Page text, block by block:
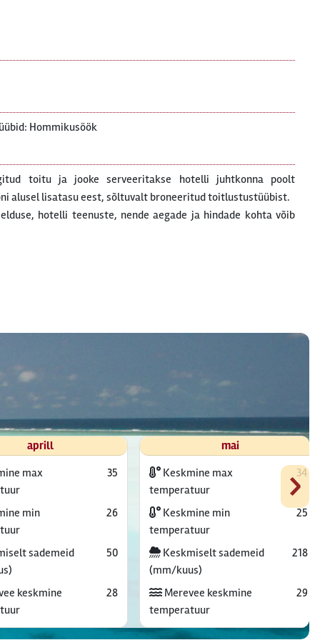
Hommikusöök
toitu ja jooke serveeritakse hotelli juhtkonna poolt
alusel lisatasu eest, sõltuvalt broneeritud toitlustustüübist.
hotelli teenuste, nende aegade ja hindade kohta võib
›
aprill
max
35
min
26
sademeid
50
keskmine
28
mai
Keskmine max
temperatuur
34
Keskmine min
temperatuur
25
Keskmiselt sademeid
(mm/kuus)
218
Merevee keskmine
temperatuur
29